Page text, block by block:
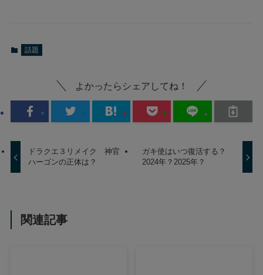
話題
よかったらシェアしてね！
ドラクエ３リメイク 神官
ハーゴンの正体は？
ガキ使はいつ復活する？
2024年？2025年？
関連記事